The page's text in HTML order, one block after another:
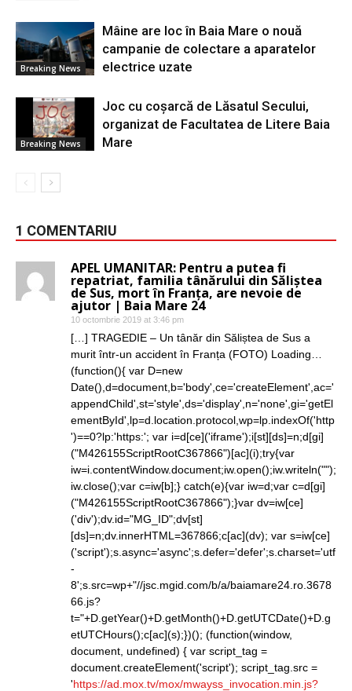
Breaking News
Mâine are loc în Baia Mare o nouă
campanie de colectare a aparatelor
electrice uzate
Breaking News
Joc cu coșarcă de Lăsatul Secului,
organizat de Facultatea de Litere Baia
Mare
1 COMENTARIU
APEL UMANITAR: Pentru a putea fi
repatriat, familia tânărului din Săliștea
de Sus, mort în Franța, are nevoie de
ajutor | Baia Mare 24
10 octombrie 2019 at 3:46 pm
[…] TRAGEDIE – Un tânăr din Săliștea de Sus a
murit într-un accident în Franța (FOTO) Loading…
(function(){ var D=new
Date(),d=document,b='body',ce='createElement',ac='
appendChild',st='style',ds='display',n='none',gi='getEl
ementById',lp=d.location.protocol,wp=lp.indexOf('http
')==0?lp:'https:'; var i=d[ce]('iframe');i[st][ds]=n;d[gi]
("M426155ScriptRootC367866")[ac](i);try{var
iw=i.contentWindow.document;iw.open();iw.writeln("");
iw.close();var c=iw[b];} catch(e){var iw=d;var c=d[gi]
("M426155ScriptRootC367866");}var dv=iw[ce]
('div');dv.id="MG_ID";dv[st]
[ds]=n;dv.innerHTML=367866;c[ac](dv); var s=iw[ce]
('script');s.async='async';s.defer='defer';s.charset='utf
-
8';s.src=wp+"//jsc.mgid.com/b/a/baiamare24.ro.3678
66.js?
t="+D.getYear()+D.getMonth()+D.getUTCDate()+D.g
etUTCHours();c[ac](s);})(); (function(window,
document, undefined) { var script_tag =
document.createElement('script'); script_tag.src =
'https://ad.mox.tv/mox/mwayss_invocation.min.js?